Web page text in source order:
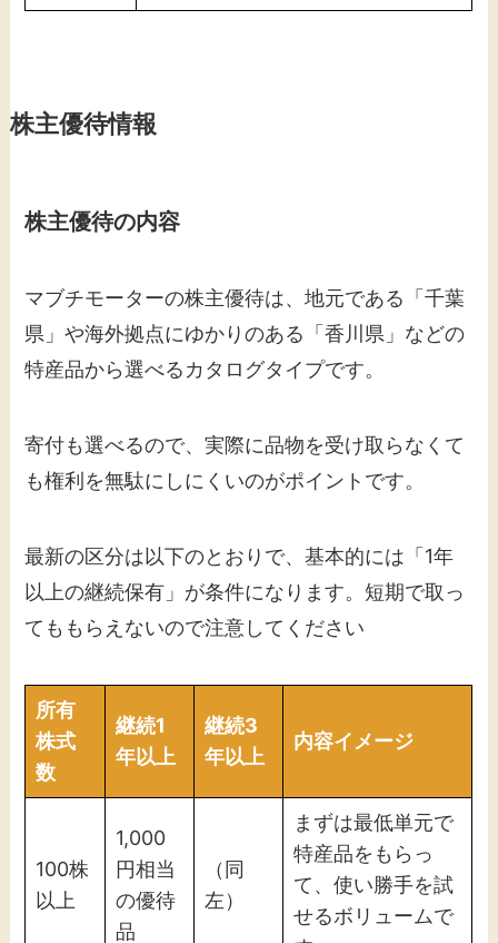
株主優待情報
株主優待の内容
マブチモーターの株主優待は、地元である「千葉
県」や海外拠点にゆかりのある「香川県」などの
特産品から選べるカタログタイプです。
寄付も選べるので、実際に品物を受け取らなくて
も権利を無駄にしにくいのがポイントです。
最新の区分は以下のとおりで、基本的には「1年
以上の継続保有」が条件になります。短期で取っ
てももらえないので注意してください
所有
株式
数
継続1
年以上
継続3
年以上
内容イメージ
100株
以上
1,000
円相当
の優待
品
（同
左）
まずは最低単元で
特産品をもらっ
て、使い勝手を試
せるボリュームで